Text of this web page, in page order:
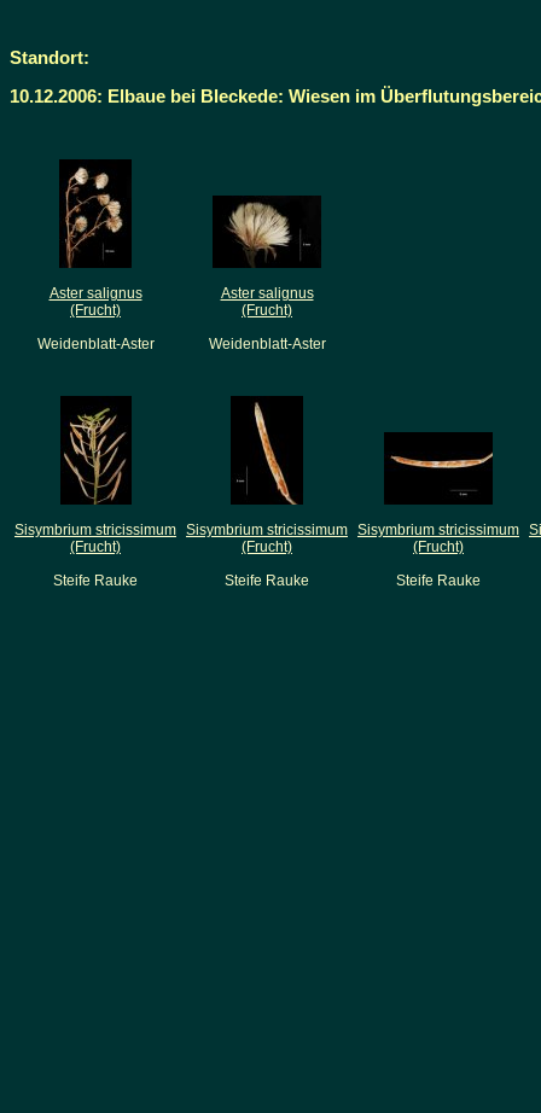
Standort:
10.12.2006: Elbaue bei Bleckede: Wiesen im
Aster salignus
(Frucht)
Weidenblatt-Aster
Aster salignus
(Frucht)
Weidenblatt-Aster
Sisymbrium stricissimum
(Frucht)
Steife Rauke
Sisymbrium stricissimum
(Frucht)
Steife Rauke
Sisymbrium stricissimum
(Frucht)
Steife Rauke